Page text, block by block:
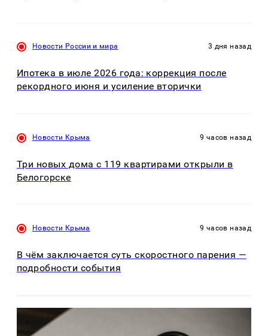
Новости России и мира 3 дня назад
Ипотека в июле 2026 года: коррекция после
рекордного июня и усиление вторички
Новости Крыма 9 часов назад
Три новых дома с 119 квартирами открыли в
Белогорске
Новости Крыма 9 часов назад
В чём заключается суть скоростного парения —
подробности события